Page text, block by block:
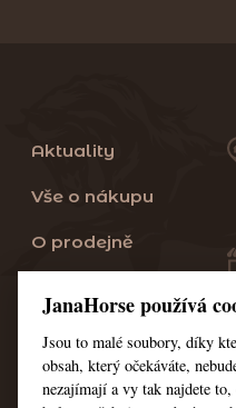
Aktuality
Vše o nákupu
O prodejně
Servis
Kontakt
JanaHorse používá
Jsou to malé soubory, díky
obsah, který očekáváte,
nezajímají a vy tak najdete